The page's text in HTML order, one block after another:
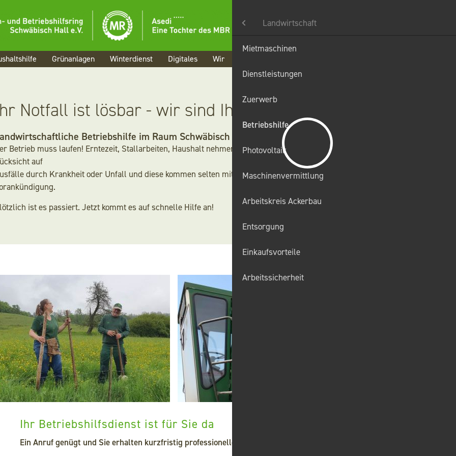
Grünanlagen Winterdienst Digitales Wir
Notfall ist lösbar - wir sind Ihr Partner!
Betriebshilfe im Raum Schwäbisch Hall
Betrieb muss laufen! Erntezeit, Stallarbeiten, Haushalt nehmen keine
auf
durch Krankheit oder Unfall und diese kommen selten mit
ist es passiert. Jetzt kommt es auf schnelle Hilfe an!
Ihr Betriebshilfsdienst ist für Sie da
Ein Anruf genügt und Sie erhalten kurzfristig professionelle Hilfe.
Aktuelles
Winterdienst
Digitales
Suche
Landwirtschaft
Mietmaschinen
Dienstleistungen
Zuerwerb
Betriebshilfe
Photovoltaik
Maschinenvermittlung
Arbeitskreis Ackerbau
Entsorgung
Einkaufsvorteile
Arbeitssicherheit